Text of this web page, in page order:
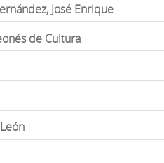
José Enrique
de Cultura